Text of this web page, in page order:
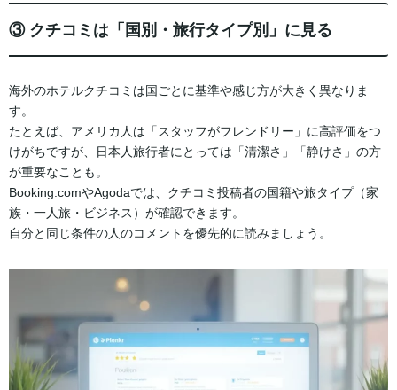
③ クチコミは「国別・旅行タイプ別」に見る
海外のホテルクチコミは国ごとに基準や感じ方が大きく異なりま
す。
たとえば、アメリカ人は「スタッフがフレンドリー」に高評価をつ
けがちですが、日本人旅行者にとっては「清潔さ」「静けさ」の方
が重要なことも。
Booking.comやAgodaでは、クチコミ投稿者の国籍や旅タイプ（家
族・一人旅・ビジネス）が確認できます。
自分と同じ条件の人のコメントを優先的に読みましょう。